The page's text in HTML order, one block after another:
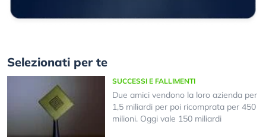
Selezionati per te
SUCCESSI E FALLIMENTI
Due amici vendono la loro azienda per
1,5 miliardi per poi ricomprata per 450
milioni. Oggi vale 150 miliardi